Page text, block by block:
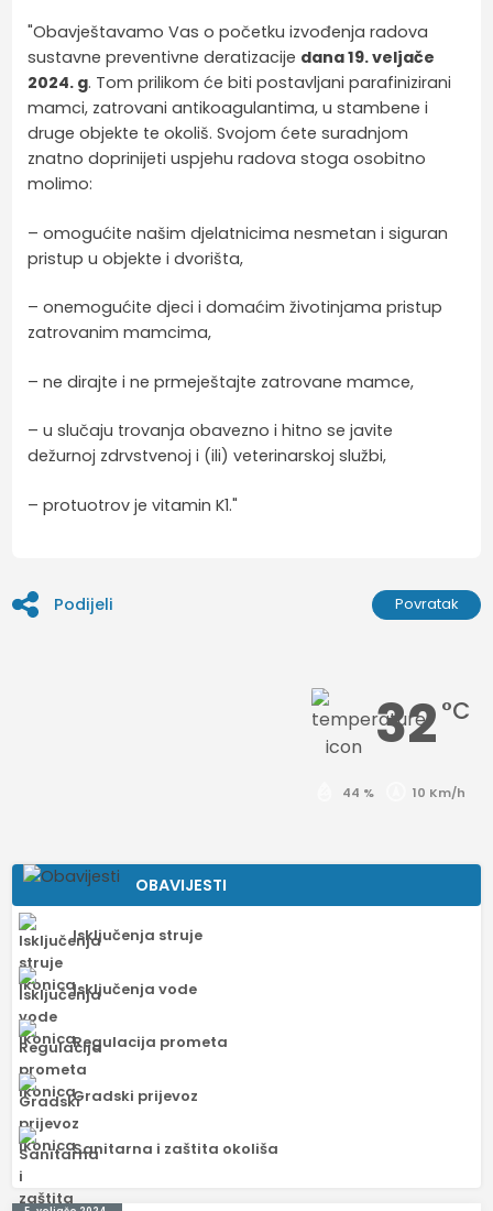
"Obavještavamo Vas o početku izvođenja radova
sustavne preventivne deratizacije dana 19. veljače
2024. g. Tom prilikom će biti postavljani parafinizirani
mamci, zatrovani antikoagulantima, u stambene i
druge objekte te okoliš. Svojom ćete suradnjom
znatno doprinijeti uspjehu radova stoga osobitno
molimo:
– omogućite našim djelatnicima nesmetan i siguran
pristup u objekte i dvorišta,
– onemogućite djeci i domaćim životinjama pristup
zatrovanim mamcima,
– ne dirajte i ne prmeještajte zatrovane mamce,
– u slučaju trovanja obavezno i hitno se javite
dežurnoj zdrvstvenoj i (ili) veterinarskoj službi,
– protuotrov je vitamin K1."
Podijeli Povratak
32 °C
44 % 10 Km/h
OBAVIJESTI
Isključenja struje
Isključenja vode
Regulacija prometa
Gradski prijevoz
Sanitarna i zaštita okoliša